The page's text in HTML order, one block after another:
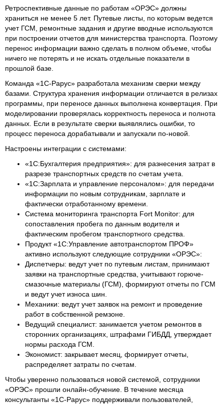
Ретроспективные данные по работам «ОРЭС» должны
храниться не менее 5 лет. Путевые листы, по которым ведется
учет ГСМ, ремонтные задания и другие вводные используются
при построении отчетов для министерства транспорта. Поэтому
перенос информации важно сделать в полном объеме, чтобы
ничего не потерять и не искать отдельные показатели в
прошлой базе.
Команда «1С-Рарус» разработала механизм сверки между
базами. Структура хранения информации отличается в релизах
программы, при переносе данных выполнена конвертация. При
моделировании проверялась корректность переноса и полнота
данных. Если в результате сверки выявлялись ошибки, то
процесс переноса дорабатывали и запускали по-новой.
Настроены интеграции с системами:
«1С:Бухгалтерия предприятия»: для разнесения затрат в
разрезе транспортных средств по счетам учета.
«1С:Зарплата и управление персоналом»: для передачи
информации по новым сотрудникам, зарплате и
фактически отработанному времени.
Система мониторинга транспорта Fort Monitor: для
сопоставления пробега по данным водителя и
фактическим пробегом транспортного средства.
Продукт «1С:Управление автотранспортом ПРОФ»
активно используют следующие сотрудники «ОРЭС»:
Диспетчеры: ведут учет по путевым листам, принимают
заявки на транспортные средства, учитывают горюче-
смазочные материалы (ГСМ), формируют отчеты по ГСМ
и ведут учет износа шин.
Механики: ведут учет заявок на ремонт и проведение
работ в собственной ремзоне.
Ведущий специалист: занимается учетом ремонтов в
сторонних организациях, штрафами ГИБДД, утверждает
нормы расхода ГСМ.
Экономист: закрывает месяц, формирует отчеты,
распределяет затраты по счетам.
Чтобы уверенно пользоваться новой системой, сотрудники
«ОРЭС» прошли онлайн-обучение. В течение месяца
консультанты «1С‑Рарус» поддерживали пользователей,